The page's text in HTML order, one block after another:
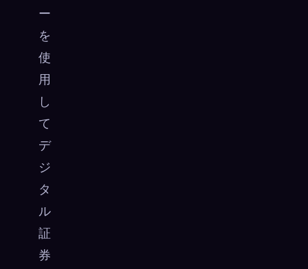
ー
を
使
用
し
て
デ
ジ
タ
ル
証
券